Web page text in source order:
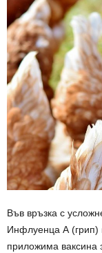
Във връзка с
Инфлуенца А (грип)
приложима ваксина